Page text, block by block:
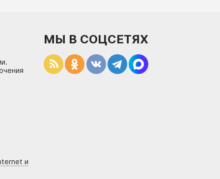
и
МЫ В СОЦСЕТЯХ